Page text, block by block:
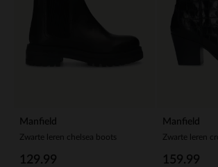
Manfield
Zwarte leren chelsea boots
129.99
Manfield
159.99